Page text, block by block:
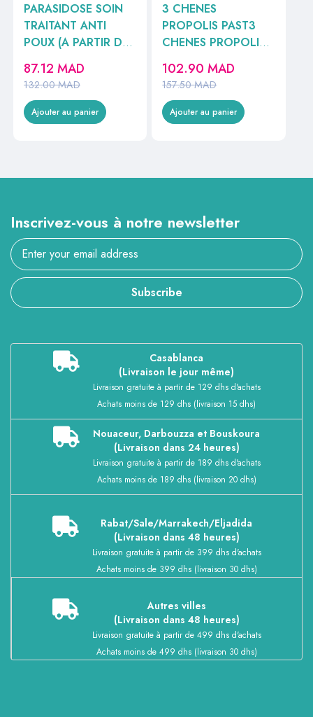
PARASIDOSE SOIN
TRAITANT ANTI
POUX (A PARTIR DE
3MOIS)+1 PEIGNE
OFFERT 100ML
132.00MAD
87.12 MAD
Ajouter au panier
3 CHENES
PROPOLIS PAST3
CHENES PROPOLIS
PASTILLES A SUCER
40UILLES A SUCER
40U //
157.50MAD
102.90MAD
Ajouter au panier
Inscrivez-vous à notre newsletter
Subscribe
Casablanca
(Livraison le jour même)
Livraison gratuite à partir de 129 dhs d'achats
Achats moins de 129 dhs (livraison 15 dhs)
Nouaceur, Darbouzza et Bouskoura
(Livraison dans 24 heures)
Livraison gratuite à partir de 189 dhs d'achats
Achats moins de 189 dhs (livraison 20 dhs)
Rabat/Sale/Marrakech/Eljadida
(Livraison dans 48 heures)
Livraison gratuite à partir de 399 dhs d'achats
Achats moins de 399 dhs (livraison 30 dhs)
Autres villes
(Livraison dans 48 heures)
Livraison gratuite à partir de 499 dhs d'achats
Achats moins de 499 dhs (livraison 30 dhs)